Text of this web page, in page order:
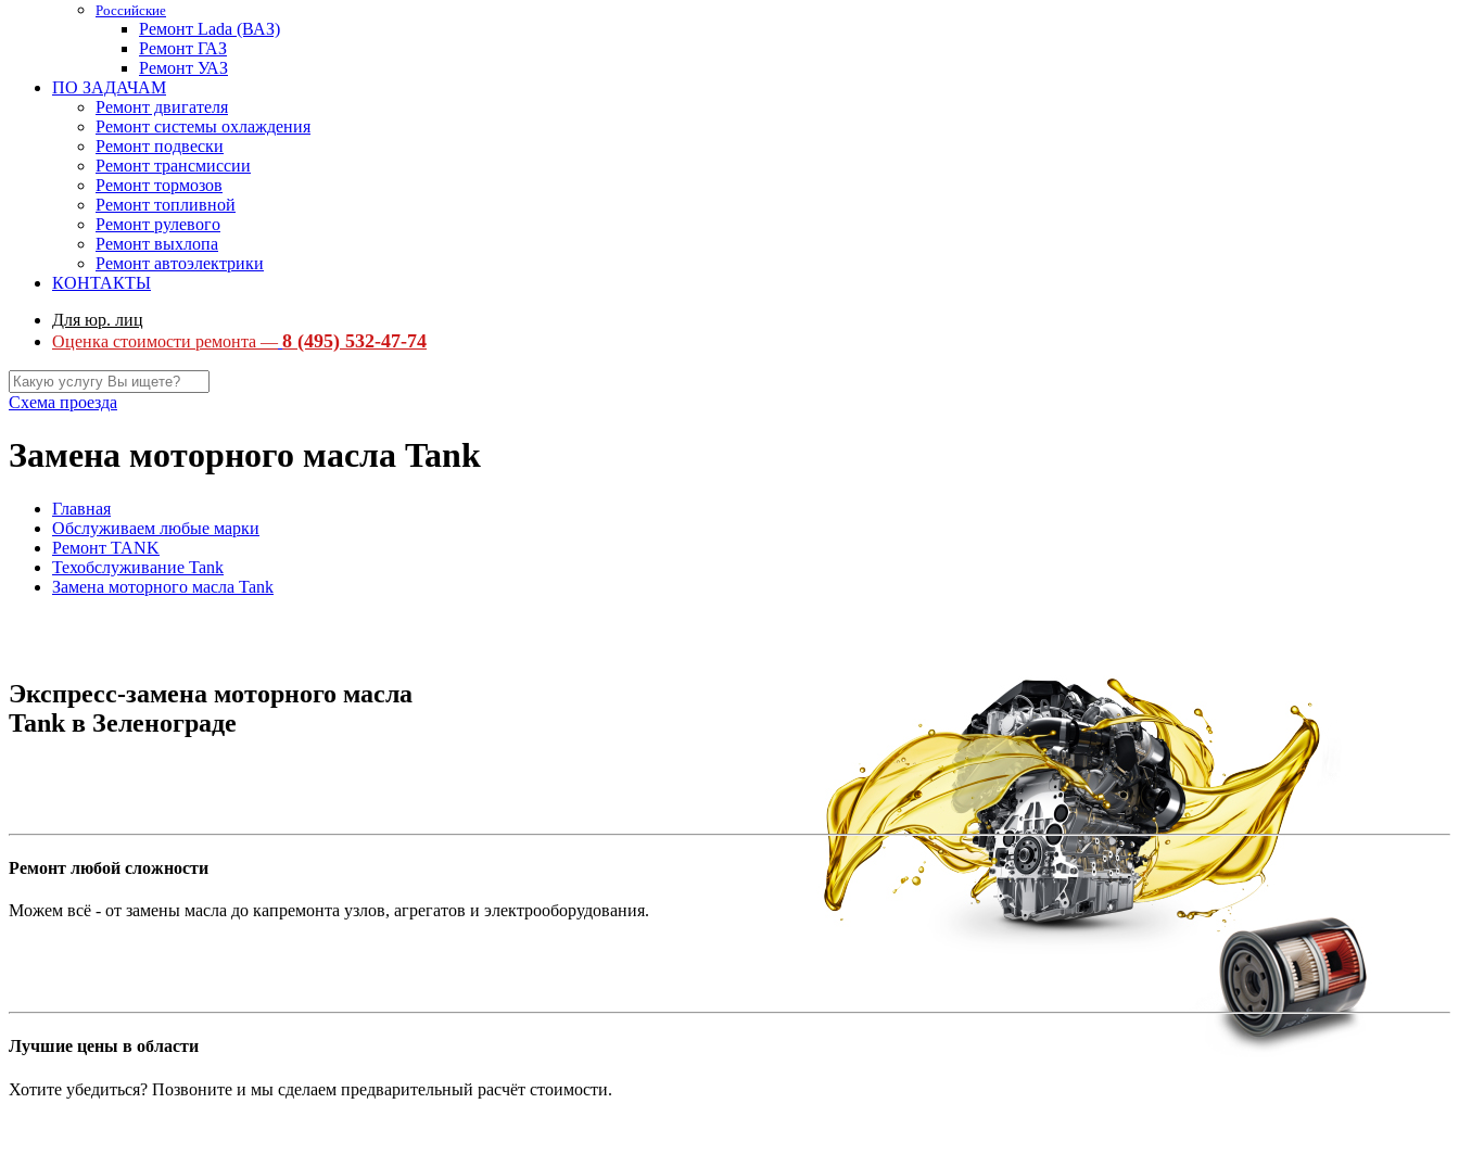
Российские
Ремонт Lada (ВАЗ)
Ремонт ГАЗ
Ремонт УАЗ
ПО ЗАДАЧАМ
Ремонт двигателя
Ремонт системы охлаждения
Ремонт подвески
Ремонт трансмиссии
Ремонт тормозов
Ремонт топливной
Ремонт рулевого
Ремонт выхлопа
Ремонт автоэлектрики
КОНТАКТЫ
Для юр. лиц
Оценка стоимости ремонта — 8 (495) 532-47-74
Схема проезда
Замена моторного масла Tank
Главная
Обслуживаем любые марки
Ремонт TANK
Техобслуживание Tank
Замена моторного масла Tank
Экспресс-замена моторного масла
Tank в Зеленограде
Ремонт любой сложности
Можем всё - от замены масла до капремонта узлов, агрегатов и электрооборудования.
Лучшие цены в области
Хотите убедиться? Позвоните и мы сделаем предварительный расчёт стоимости.